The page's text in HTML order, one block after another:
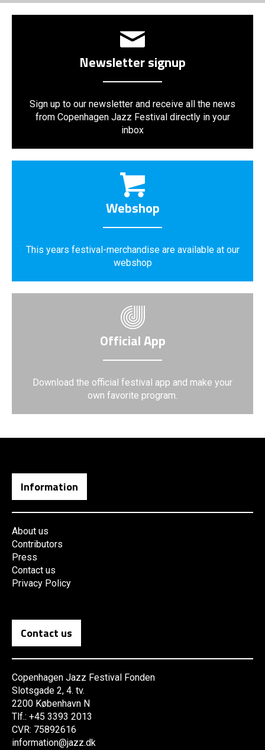
Newsletter signup
Sign up to our newsletter and receive all the news
from Copenhagen Jazz Festival directly in your
inbox
Webshop
This years festival-merchandise are available at our
webshop
Official App
Download the official festival app and make your
own favorite program.
Information
About us
Contributors
Press
Contact us
Privacy Policy
Contact us
Copenhagen Jazz Festival Fonden
Slotsgade 2, 4. tv.
2200 København N
Tlf.: +45 3393 2013
CVR: 75892616
information@jazz.dk